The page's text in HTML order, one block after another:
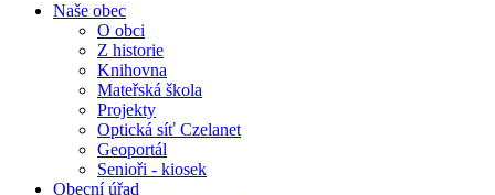
Naše obec
O obci
Z historie
Knihovna
Mateřská škola
Projekty
Optická síť Czelanet
Geoportál
Senioři - kiosek
Obecní úřad